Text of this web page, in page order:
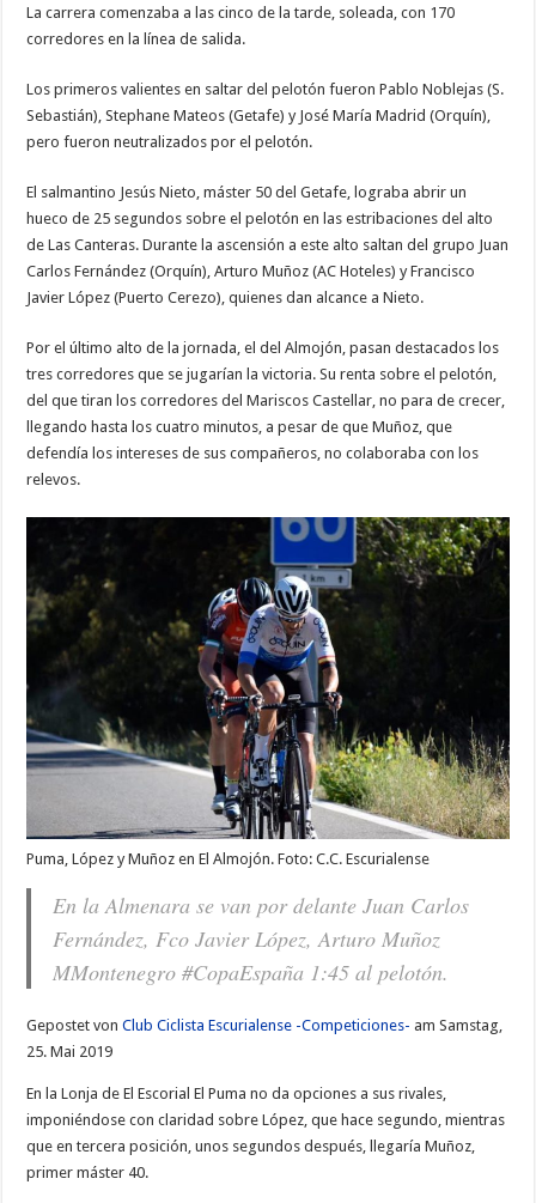
La carrera comenzaba a las cinco de la tarde, soleada, con 170
corredores en la línea de salida.
Los primeros valientes en saltar del pelotón fueron Pablo Noblejas (S.
Sebastián), Stephane Mateos (Getafe) y José María Madrid (Orquín),
pero fueron neutralizados por el pelotón.
El salmantino Jesús Nieto, máster 50 del Getafe, lograba abrir un
hueco de 25 segundos sobre el pelotón en las estribaciones del alto
de Las Canteras. Durante la ascensión a este alto saltan del grupo Juan
Carlos Fernández (Orquín), Arturo Muñoz (AC Hoteles) y Francisco
Javier López (Puerto Cerezo), quienes dan alcance a Nieto.
Por el último alto de la jornada, el del Almojón, pasan destacados los
tres corredores que se jugarían la victoria. Su renta sobre el pelotón,
del que tiran los corredores del Mariscos Castellar, no para de crecer,
llegando hasta los cuatro minutos, a pesar de que Muñoz, que
defendía los intereses de sus compañeros, no colaboraba con los
relevos.
Puma, López y Muñoz en El Almojón. Foto: C.C. Escurialense
En la Almenara se van por delante Juan Carlos
Fernández, Fco Javier López, Arturo Muñoz
MMontenegro #CopaEspaña 1:45 al pelotón.
Gepostet vonClub Ciclista Escurialense -Competiciones- am Samstag,
25. Mai 2019
En la Lonja de El Escorial El Puma no da opciones a sus rivales,
imponiéndose con claridad sobre López, que hace segundo, mientras
que en tercera posición, unos segundos después, llegaría Muñoz,
primer máster 40.